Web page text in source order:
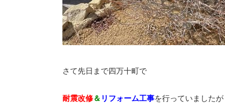
さて先日まで四万十町で
耐震改修＆ リフォーム工事を行っていましたが